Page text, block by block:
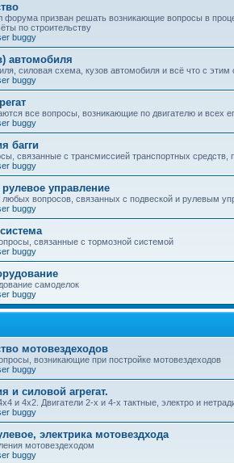
форума призван решать возникающие вопросы в
по строительству
buggy
автомобиля
силовая схема, кузов автомобиля и всё что с этим
buggy
все вопросы, возникающие по двигателю и всех
buggy
багги
связанные с трансмиссией транспортных средств,
buggy
управление
любых вопросов, связанных с подвеской и рулевым
buggy
связанные с тормозной системой
buggy
самоделок
buggy
мотовездеходов
возникающие при постройке мотовездеходов
buggy
и силовой агрегат.
и 4х2. Двигатели 2-х и 4-х тактные, электро и
buggy
электрика мотовездхода
мотовездеходом
buggy